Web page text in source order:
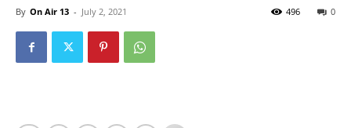
By On Air 13 - July 2, 2021 0
496